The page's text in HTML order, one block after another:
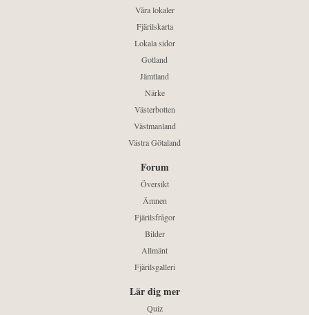
Våra lokaler
Fjärilskarta
Lokala sidor
Gotland
Jämtland
Närke
Västerbotten
Västmanland
Västra Götaland
Forum
Översikt
Ämnen
Fjärilsfrågor
Bilder
Allmänt
Fjärilsgalleri
Lär dig mer
Quiz